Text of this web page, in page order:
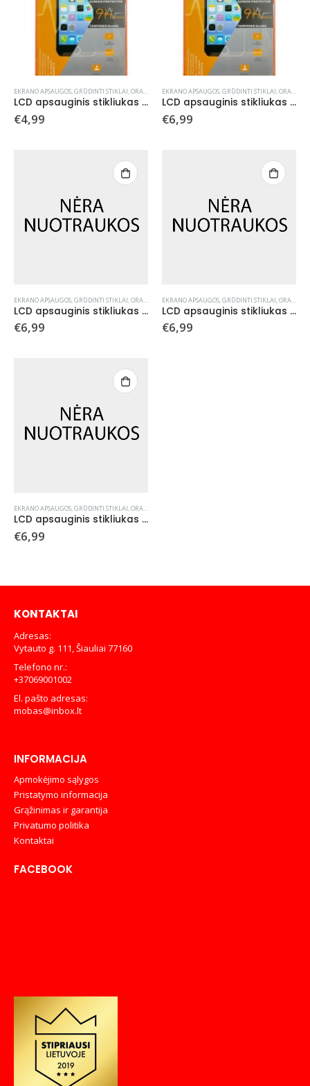
EKRANO APSAUGOS,GRŪDINTI STIKLAI,ORANGE
LCD apsauginis stikliukas Orange Apple iPhone Air
€4,99
EKRANO APSAUGOS,GRŪDINTI STIKLAI,ORANGE
LCD apsauginis stikliukas Orange Samsung A135 A13 4G/A136 A13 5G/A047 A04s
€6,99
EKRANO APSAUGOS GRŪDINTI STIKLAI ORANGE
LCD apsauginis stikliukas Orange Samsung A536 A53 5G
€6,99
EKRANO APSAUGOS GRŪDINTI STIKLAI ORANGE
LCD apsauginis stikliukas Orange Samsung S942 S26
€6,99
EKRANO APSAUGOS,GRŪDINTI STIKLAI,ORANGE
LCD apsauginis stikliukas Orange Samsung S947 S26 Plus
€6,99
KONTAKTAI
Adresas:
Vytauto g. 111, Šiauliai 77160
Telefono nr.:
+37069001002
El. pašto adresas:
mobas@inbox.lt
INFORMACIJA
Apmokėjimo sąlygos
Pristatymo informacija
Grąžinimas ir garantija
Privatumo politika
Kontaktai
FACEBOOK